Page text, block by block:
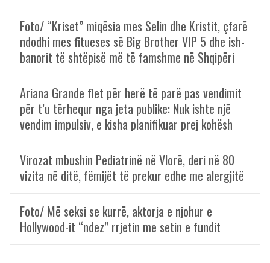
Foto/ “Kriset” miqësia mes Selin dhe Kristit, çfarë
ndodhi mes fitueses së Big Brother VIP 5 dhe ish-
banorit të shtëpisë më të famshme në Shqipëri
Ariana Grande flet për herë të parë pas vendimit
për t’u tërhequr nga jeta publike: Nuk ishte një
vendim impulsiv, e kisha planifikuar prej kohësh
Virozat mbushin Pediatrinë në Vlorë, deri në 80
vizita në ditë, fëmijët të prekur edhe me alergjitë
Foto/ Më seksi se kurrë, aktorja e njohur e
Hollywood-it “ndez” rrjetin me setin e fundit